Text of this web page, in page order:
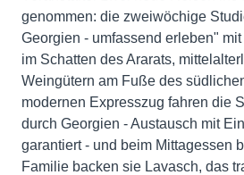
genommen: die zweiwöchige
Georgien - umfassend erleben"
im Schatten des Ararats,
Weingütern am Fuße des
modernen Expresszug fahren die
durch Georgien - Austausch mit
garantiert - und beim Mittagessen
Familie backen sie Lavasch, das